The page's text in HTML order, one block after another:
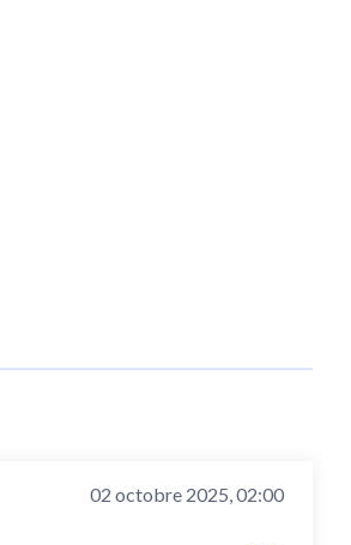
02 octobre 2025, 02:00